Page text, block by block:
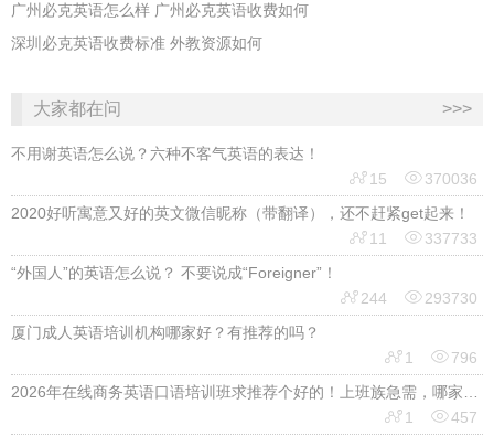
广州必克英语怎么样 广州必克英语收费如何
深圳必克英语收费标准 外教资源如何
大家都在问 >>>
不用谢英语怎么说？六种不客气英语的表达！
15 370036
2020好听寓意又好的英文微信昵称（带翻译），还不赶紧get起来！
11 337733
“外国人”的英语怎么说？ 不要说成“Foreigner”！
244 293730
厦门成人英语培训机构哪家好？有推荐的吗？
1 796
2026年在线商务英语口语培训班求推荐个好的！上班族急需，哪家好？
1 457